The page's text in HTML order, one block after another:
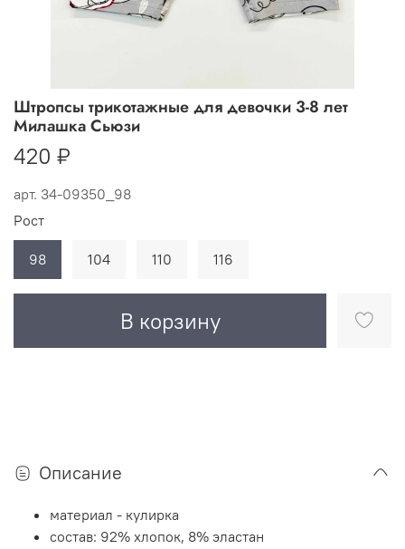
арт. 34-09350_98
Штропсы трикотажные для девочки 3-8 лет
Милашка Сьюзи
420 ₽
В корзину
Рост
98 104 110 116
Описание
материал - кулирка
состав: 92% хлопок, 8% эластан